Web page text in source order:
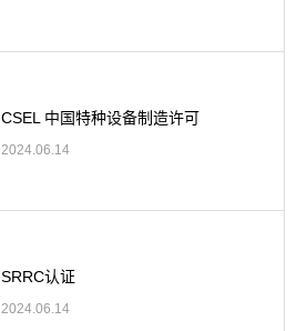
CSEL 中国特种设备制造许可
2024.06.14
SRRC认证
2024.06.14